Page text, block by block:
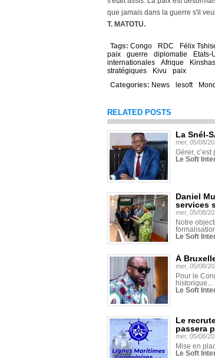
que jamais dans la guerre s'il
T. MATOTU.
Tags: Congo RDC Félix
paix
guerre diplomatie Etats-
internationales
Afrique
stratégiques
Kivu
paix
Categories: News lesoft
RELATED POSTS
La Snél-
mer, 05/08/
Gérer,
Le Soft
Daniel
services
mer, 05/08/
Notre
Le Soft
À
mer, 05/08/
Pour le
historique...
Le Soft
Le
passera
mer, 05/08/
Mise en
Le Soft